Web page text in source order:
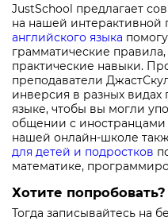
JustSchool предлагает
на нашей
английского языка
грамматические
практические навыки.
преподаватели
инверсия в разных
языке, чтобы вы могли
общении с иностранцами
нашей онлайн-школе
для детей и подростков
математике,
Хотите попробовать?
Тогда записывайтесь на